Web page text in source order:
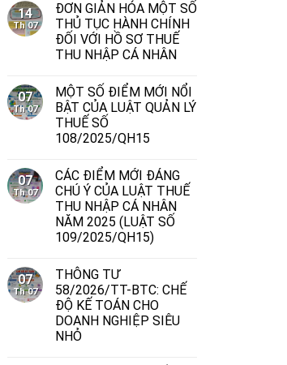
14
Th 07
ĐƠN GIẢN HÓA MỘT SỐ
THỦ TỤC HÀNH CHÍNH
ĐỐI VỚI HỒ SƠ THUẾ
THU NHẬP CÁ NHÂN
07
Th 07
MỘT SỐ ĐIỂM MỚI NỔI
BẬT CỦA LUẬT QUẢN LÝ
THUẾ SỐ
108/2025/QH15
07
Th 07
CÁC ĐIỂM MỚI ĐÁNG
CHÚ Ý CỦA LUẬT THUẾ
THU NHẬP CÁ NHÂN
NĂM 2025 (LUẬT SỐ
109/2025/QH15)
07
Th 07
THÔNG TƯ
58/2026/TT-BTC: CHẾ
ĐỘ KẾ TOÁN CHO
DOANH NGHIỆP SIÊU
NHỎ